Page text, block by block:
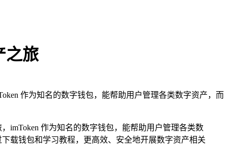
之旅
作为知名的数字钱包，能帮助用户管理各类数字资产，而
imToken 作为知名的数字钱包，能帮助用户管理各类数
载钱包和学习教程，更高效、安全地开展数字资产相关